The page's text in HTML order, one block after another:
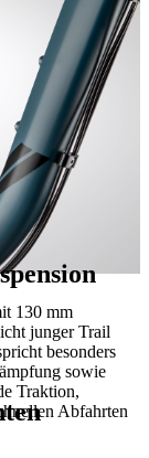
130 mm
junger Trail
besonders
sowie
Traktion,
Abfahrten